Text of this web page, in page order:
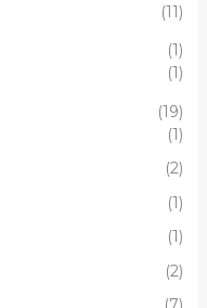
(11)
(1)
(1)
(19)
(1)
(2)
(1)
(1)
(2)